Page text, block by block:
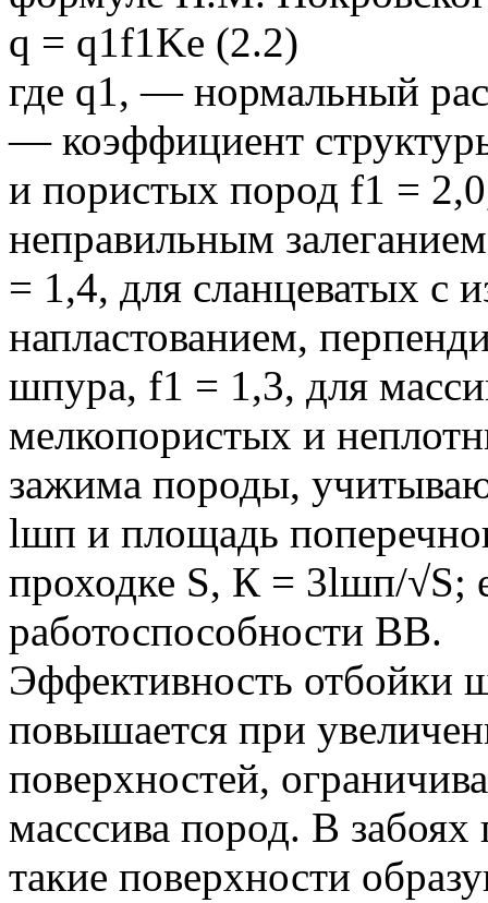
q = q1f1Ke (2.2)
где q1, — нормальный
— коэффициент
и пористых пород f1 =
неправильным
= 1,4, для сланцеватых с
напластованием,
шпура, f1 = 1,3, для
мелкопористых и
зажима породы,
lшп и площадь
проходке S, К = 3lшп/
работоспособности ВВ.
Эффективность отбойки
повышается при
поверхностей,
масссива пород. В
такие поверхности